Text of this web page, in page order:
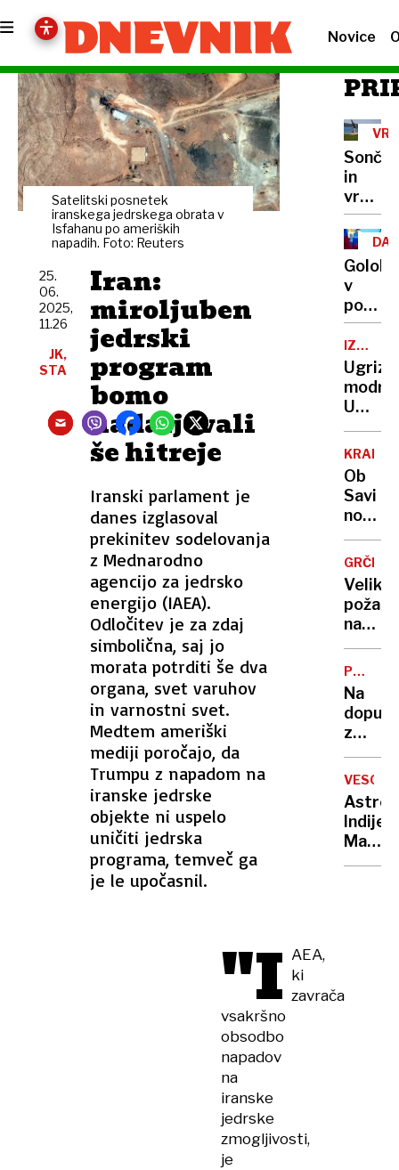
Novice
Satelitski posnetek
iranskega jedrskega obrata v
Isfahanu po ameriških
napadih. Foto: Reuters
Iran:
miroljuben
jedrski
program
bomo
nadaljevali
še hitreje
Iranski parlament je
danes izglasoval
prekinitev sodelovanja
z Mednarodno
agencijo za jedrsko
energijo (IAEA).
Odločitev je za zdaj
simbolična, saj jo
morata potrditi še dva
organa, svet varuhov
in varnostni svet.
Medtem ameriški
mediji poročajo, da
Trumpu z napadom na
iranske jedrske
objekte ni uspelo
uničiti jedrska
programa, temveč ga
je le upočasnil.
25.
06.
2025,
11.26
JK,
STA
"I AEA,
ki
zavrača
vsakršno
obsodbo
napadov
na
iranske
jedrske
zmogljivosti,
je
in
vroče
bo,
tudi
do
36
stopinj
Golob
v
dobro
ni
zgolj
ideal,
SE
KAČAM
Ugriz
Umrla
ženska
na
bila
je na
KRANJ
Ob
Savi
novih
269
javnih
GRČIJA
Veliki
požari
na
otoku
Hios
po
treh
dneh
le
Na
dopust
z
To
so
tri
težave,
ki
Indije,
in